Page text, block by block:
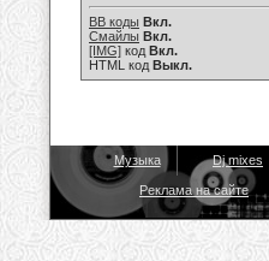
BB коды Вкл.
Смайлы Вкл.
[IMG] код Вкл.
HTML код Выкл.
Музыка Dj mixes
Реклама на сайте